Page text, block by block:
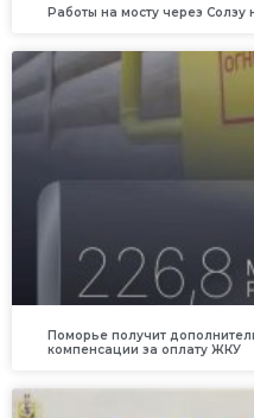
Работы на мосту через
Поморье получит
компенсации за оплату ЖКУ